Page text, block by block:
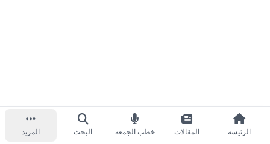
الرئيسة المقالات خطب الجمعة البحث المزيد